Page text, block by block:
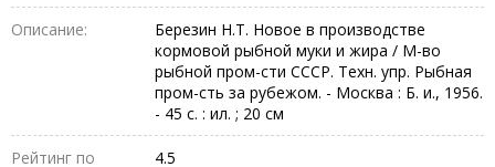
Описание:
Березин Н.Т. Новое в производстве
кормовой рыбной муки и жира / М-во
рыбной пром-сти СССР. Техн. упр. Рыбная
пром-сть за рубежом. - Москва : Б. и., 1956.
- 45 с. : ил. ; 20 см
Рейтинг по
4.5